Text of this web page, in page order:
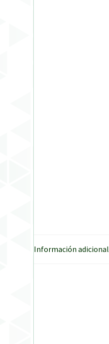
Información adicional